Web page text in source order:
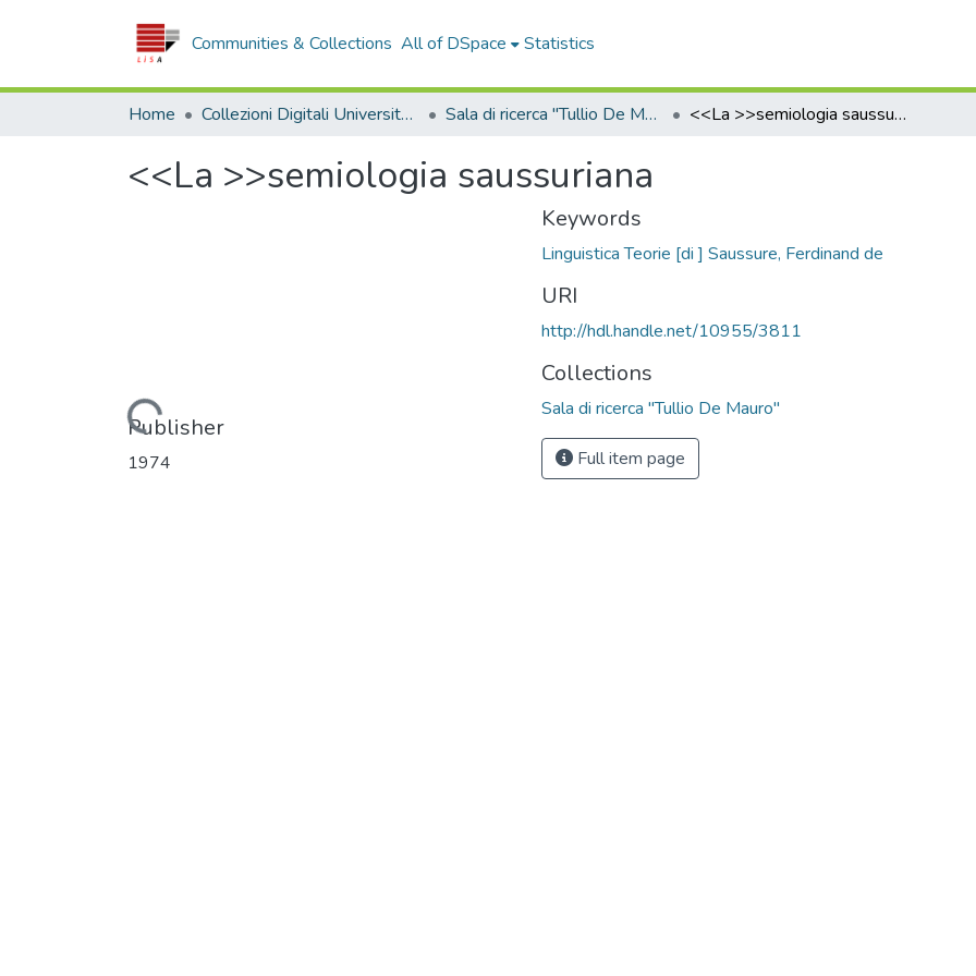
Communities & Collections All of DSpace Statistics
Home Collezioni Digitali Università della Calabria Sala di ricerca "Tullio De Mauro" <<La >>semiologia saussuriana
<<La >>semiologia saussuriana
Loading...
Publisher
1974
Keywords
Linguistica Teorie [di ] Saussure, Ferdinand de
URI
http://hdl.handle.net/10955/3811
Collections
Sala di ricerca "Tullio De Mauro"
Full item page